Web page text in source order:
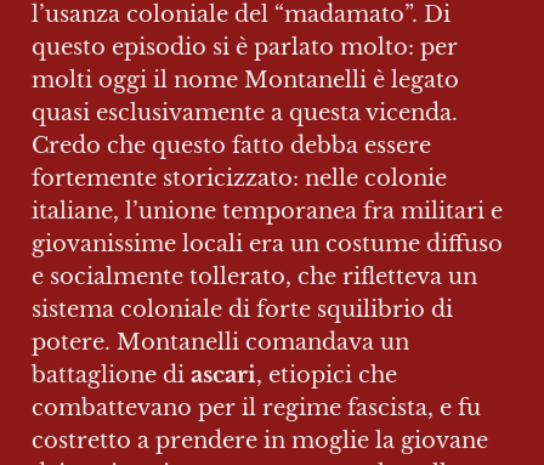
l’usanza coloniale del “madamato”. Di
questo episodio si è parlato molto: per
molti oggi il nome Montanelli è legato
quasi esclusivamente a questa vicenda.
Credo che questo fatto debba essere
fortemente storicizzato: nelle colonie
italiane, l’unione temporanea fra militari e
giovanissime locali era un costume diffuso
e socialmente tollerato, che rifletteva un
sistema coloniale di forte squilibrio di
potere. Montanelli comandava un
battaglione di ascari, etiopici che
combattevano per il regime fascista, e fu
costretto a prendere in moglie la giovane